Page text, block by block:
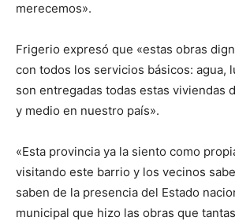
merecemos».
Frigerio expresó que «estas obras
con todos los servicios básicos: agua,
son entregadas todas estas viviendas
y medio en nuestro país».
«Esta provincia ya la siento como
visitando este barrio y los vecinos
saben de la presencia del Estado
municipal que hizo las obras que